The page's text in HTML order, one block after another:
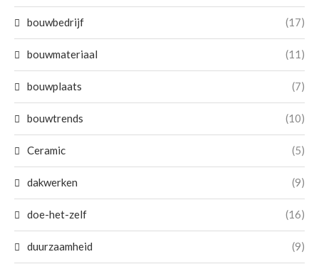
bouwbedrijf (17)
bouwmateriaal (11)
bouwplaats (7)
bouwtrends (10)
Ceramic (5)
dakwerken (9)
doe-het-zelf (16)
duurzaamheid (9)